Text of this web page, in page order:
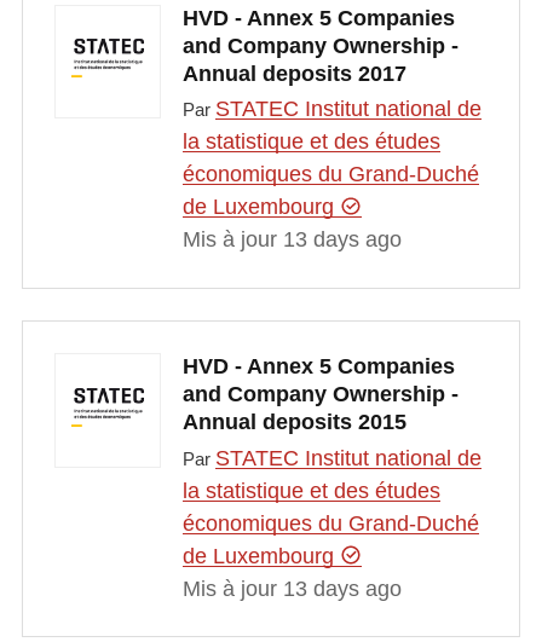
HVD - Annex 5 Companies
and Company Ownership -
Annual deposits 2017
Par STATEC Institut national de
la statistique et des études
économiques du Grand-Duché
de Luxembourg
Mis à jour 13 days ago
HVD - Annex 5 Companies
and Company Ownership -
Annual deposits 2015
Par STATEC Institut national de
la statistique et des études
économiques du Grand-Duché
de Luxembourg
Mis à jour 13 days ago